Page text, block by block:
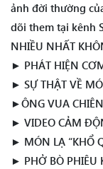
ảnh đời thường
dõi them tại kênh
NHIỀU NHẤT
► PHÁT HIỆN
► SỰ THẬT VỀ
►ÔNG VUA
► VIDEO CẢM
► MÓN LẠ “KHỔ
► PHỞ BÒ PHIÊU